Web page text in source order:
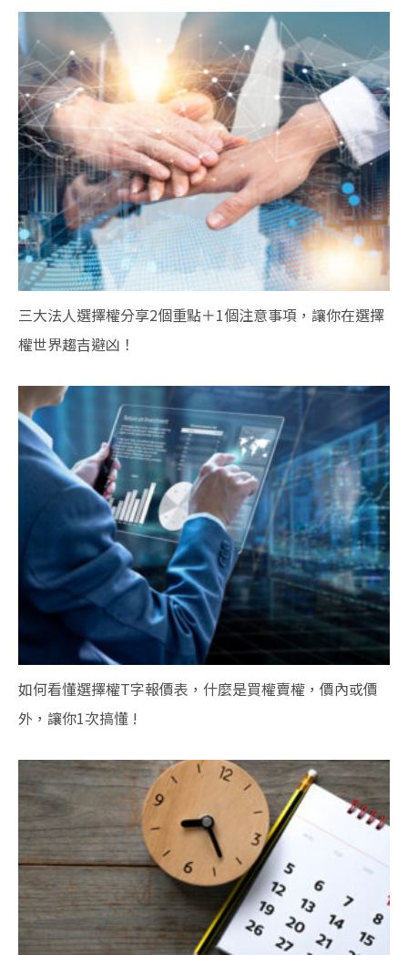
三大法人選擇權分享2個重點＋1個注意事項，讓你在選擇
權世界趨吉避凶！
如何看懂選擇權T字報價表，什麼是買權賣權，價內或價
外，讓你1次搞懂 !